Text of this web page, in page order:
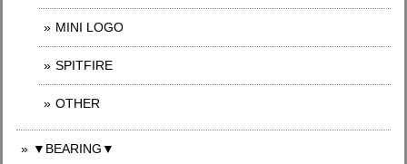
MINI LOGO
SPITFIRE
OTHER
▼BEARING▼